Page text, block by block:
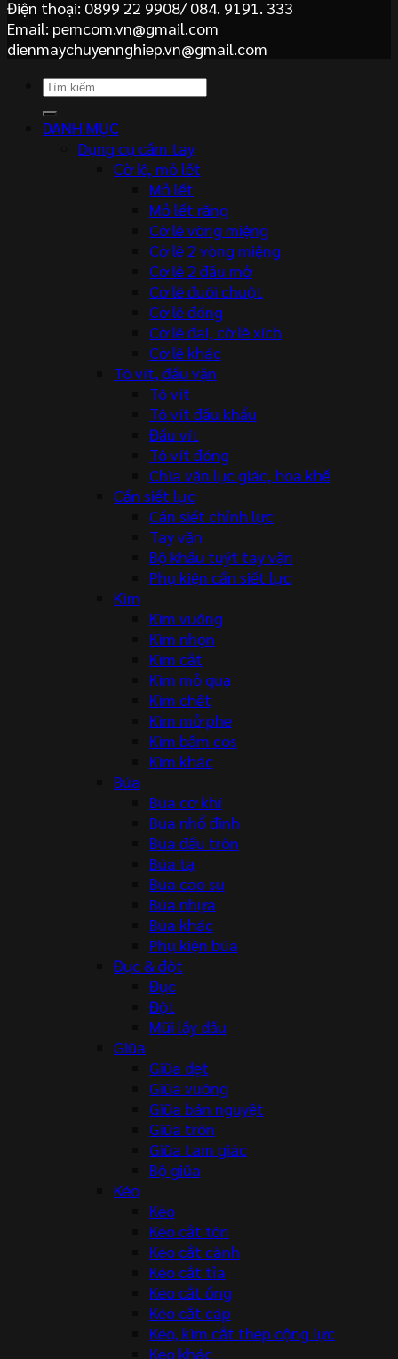
Điện thoại: 0899 22 9908/ 084. 9191. 333
Email: pemcom.vn@gmail.com
dienmaychuyennghiep.vn@gmail.com
Tìm
DANH MỤC
Dụng cụ cầm tay
Cờ lê, mỏ lết
Mỏ lết
Mỏ lết răng
Cờ lê vòng miệng
Cờ lê 2 vòng miệng
Cờ lê 2 đầu mở
Cờ lê đuôi chuột
Cờ lê đóng
Cờ lê đai, cờ lê xích
Cờ lê khác
Tô vít, đầu vặn
Tô vít
Tô vít đầu khẩu
Đầu vít
Tô vít đóng
Chìa vặn lục giác, hoa khế
Cần siết lực
Cần siết chỉnh lực
Tay vặn
Bộ khẩu tuýt tay vặn
Phụ kiện cần siết lực
Kìm
Kìm vuông
Kìm nhọn
Kìm cắt
Kìm mỏ quạ
Kìm chết
Kìm mở phe
Kìm bấm cos
Kìm khác
Búa
Búa cơ khí
Búa nhổ đinh
Búa đầu tròn
Búa tạ
Búa cao su
Búa nhựa
Búa khác
Phụ kiện búa
Đục & đột
Đục
Đột
Mũi lấy dấu
Giũa
Giũa dẹt
Giũa vuông
Giũa bán nguyệt
Giũa tròn
Giũa tam giác
Bộ giũa
Kéo
Kéo
Kéo cắt tôn
Kéo cắt cành
Kéo cắt tỉa
Kéo cắt ống
Kéo cắt cáp
Kéo, kìm cắt thép cộng lực
Kéo khác